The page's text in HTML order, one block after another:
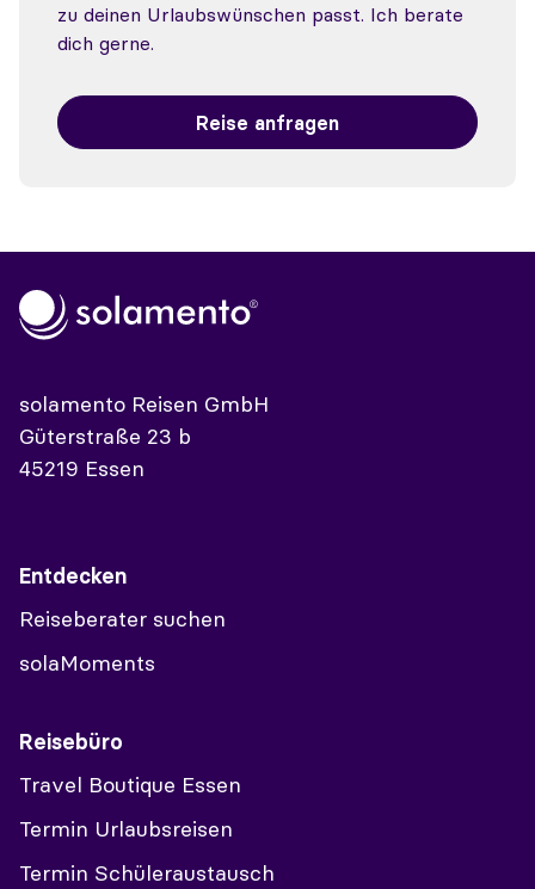
zu deinen Urlaubswünschen passt. Ich berate
dich gerne.
Reise anfragen
solamento Reisen GmbH
Güterstraße 23 b
45219 Essen
Entdecken
Reiseberater suchen
solaMoments
Reisebüro
Travel Boutique Essen
Termin Urlaubsreisen
Termin Schüleraustausch